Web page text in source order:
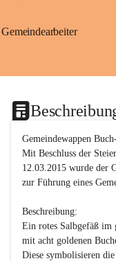
Gemeindearbeiter
Gemeindewappen
Mit Beschluss der
12.03.2015 wurde der
zur Führung eines
Beschreibung:
Ein rotes Salbgefäß
mit acht goldenen
Diese symbolisieren